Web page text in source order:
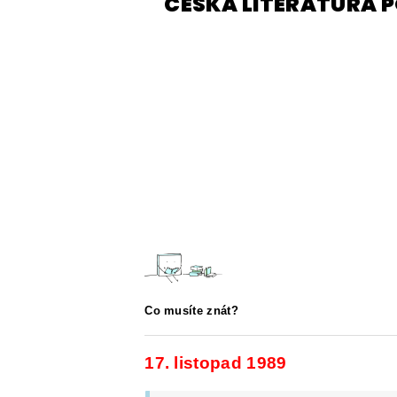
Co musíte znát?
17. listopad 1989